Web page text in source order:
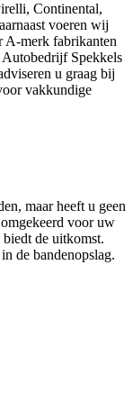
Continental,
voeren wij
A-merk fabrikanten
Spekkels
u graag bij
vakkundige
maar heeft u geen
voor uw
de uitkomst.
de bandenopslag.